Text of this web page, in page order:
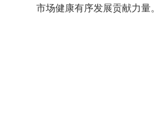
市场健康有序发展贡献力量。